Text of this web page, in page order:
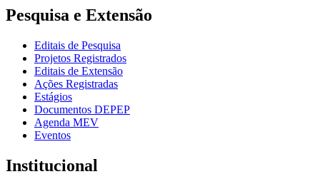
Pesquisa e Extensão
Editais de Pesquisa
Projetos Registrados
Editais de Extensão
Ações Registradas
Estágios
Documentos DEPEP
Agenda MEV
Eventos
Institucional